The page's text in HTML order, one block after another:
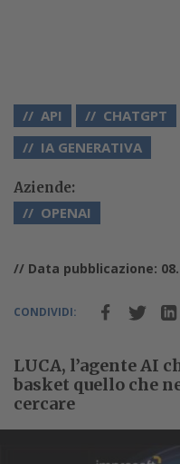
API CHATGPT
IA GENERATIVA
Aziende:
OPENAI
// Data pubblicazione:
CONDIVIDI:
LUCA, l’agente AI
basket quello che
cercare